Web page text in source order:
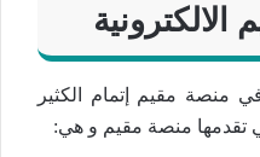
منصة مقيم إتمام الكثير
تقدمها منصة مقيم و هي: